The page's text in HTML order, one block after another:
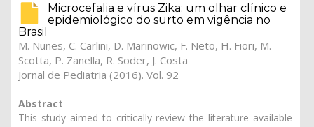
Microcefalia e vírus Zika: um olhar clínico e
epidemiológico do surto em vigência no
Brasil
M. Nunes, C. Carlini, D. Marinowic, F. Neto, H. Fiori, M.
Scotta, P. Zanella, R. Soder, J. Costa
Jornal de Pediatria (2016). Vol. 92
Abstract
This study aimed to critically review the literature available